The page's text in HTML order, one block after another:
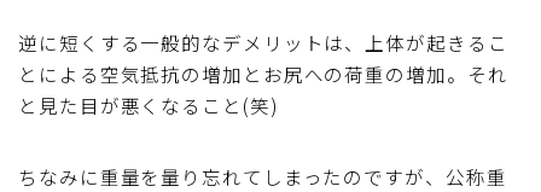
逆に短くする一般的なデメリットは、上体が起きるこ
とによる空気抵抗の増加とお尻への荷重の増加。それ
と見た目が悪くなること(笑)
ちなみに重量を量り忘れてしまったのですが、公称重